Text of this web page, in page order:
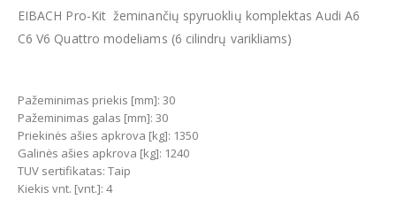
EIBACH Pro-Kit žeminančių spyruoklių komplektas Audi A6
C6 V6 Quattro modeliams (6 cilindrų varikliams)
Pažeminimas priekis [mm]: 30
Pažeminimas galas [mm]: 30
Priekinės ašies apkrova [kg]: 1350
Galinės ašies apkrova [kg]: 1240
TUV sertifikatas: Taip
Kiekis vnt. [vnt.]: 4